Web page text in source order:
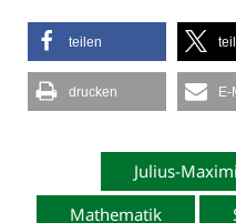
teilen
drucken E-
Julius-
Mathematik